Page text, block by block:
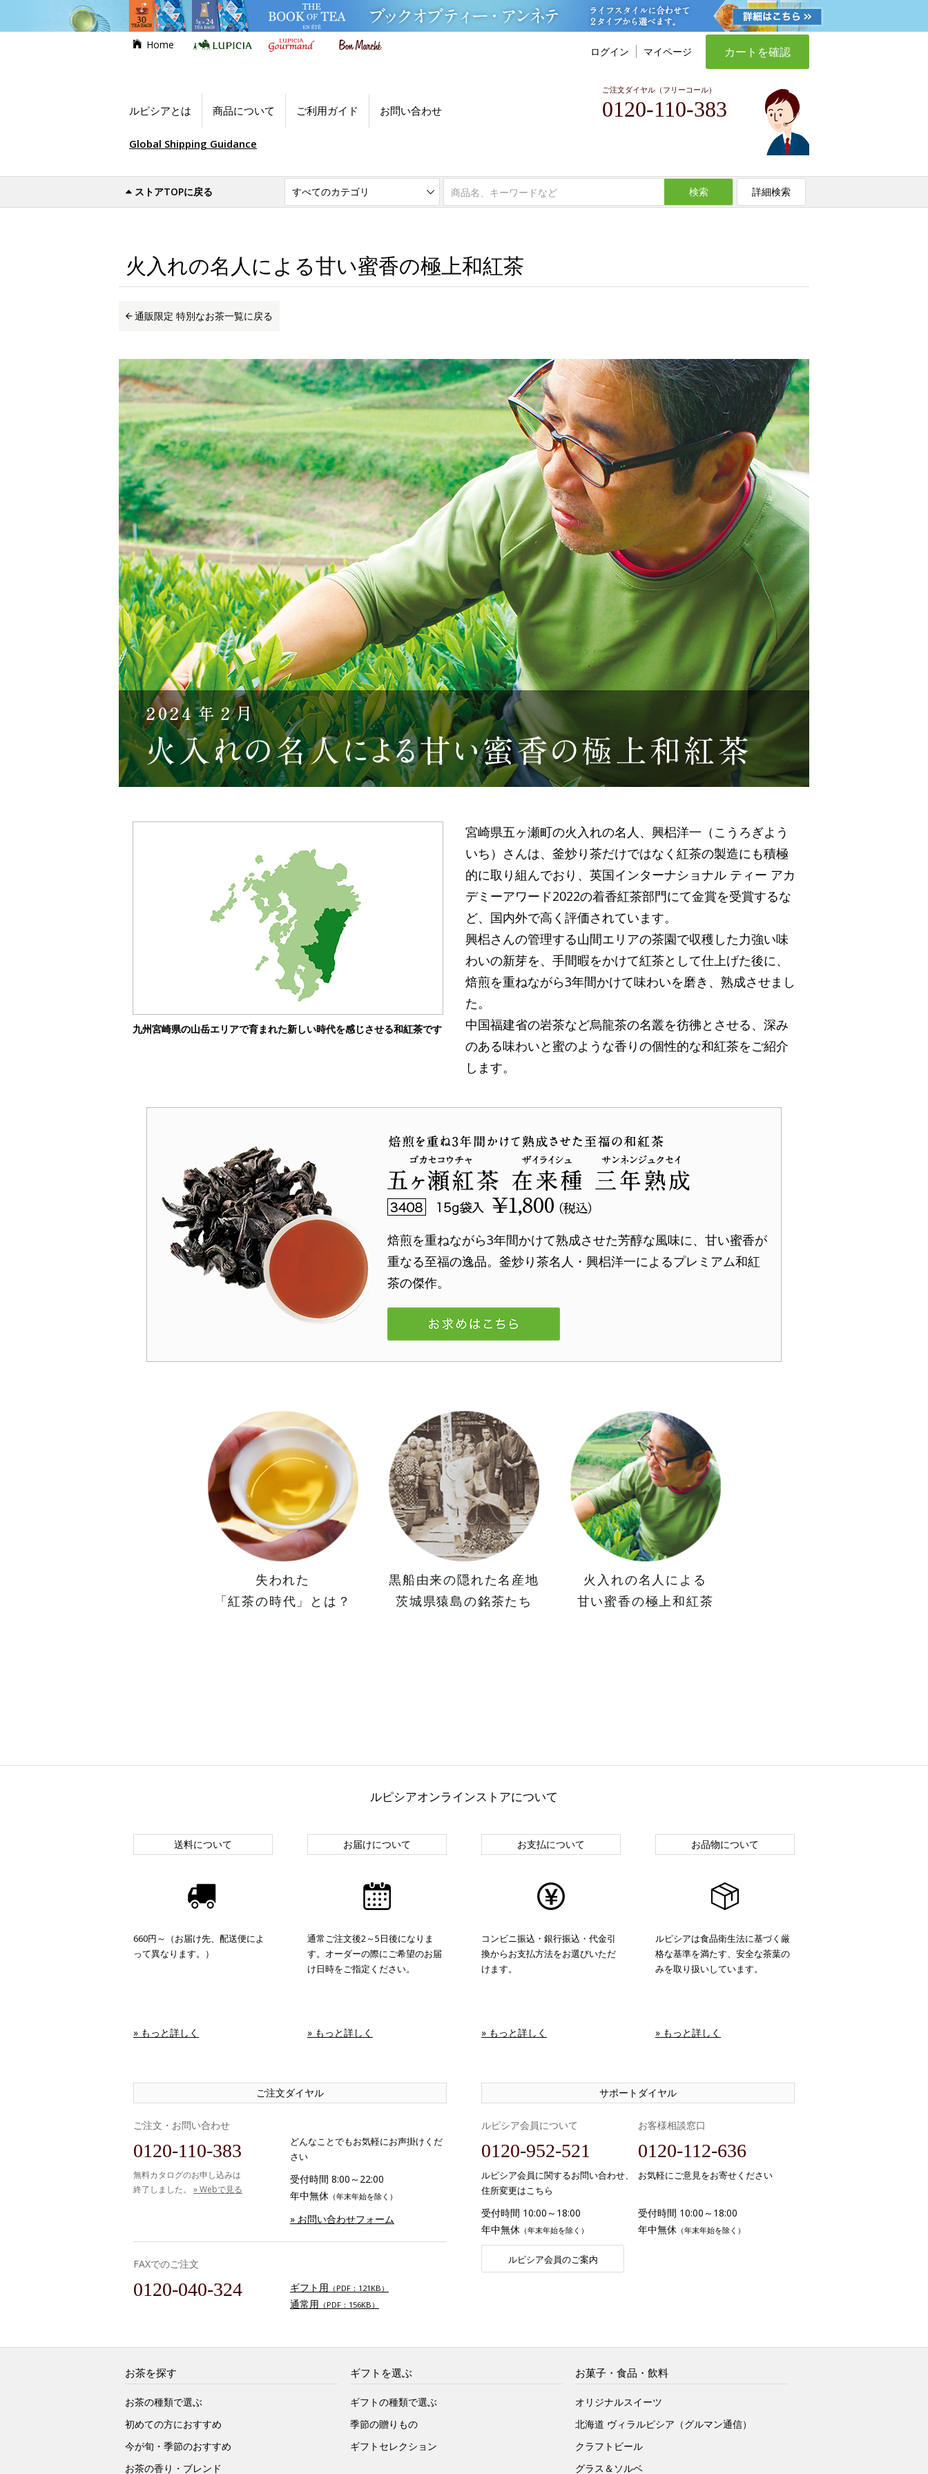
Home
ログイン マイページ カートを確認
ルピシアとは 商品について ご利用ガイド お問い合わせ
ご注文ダイヤル（フリーコール）
0120-110-383
Global Shipping Guidance
ストアTOPに戻る 検索 詳細検索
世界のお茶専門店ルピシア 特別なお茶 vol.03 驚きのある新世代の和紅茶 火入れの名人による甘い蜜香の極上和紅茶
火入れの名人による甘い蜜香の極上和紅茶
通販限定 特別なお茶一覧に戻る
宮崎県五ヶ瀬町の火入れの名人、興梠洋一（こうろぎよう
いち）さんは、釜炒り茶だけではなく紅茶の製造にも積極
的に取り組んでおり、英国インターナショナル ティー アカ
デミーアワード2022の着香紅茶部門にて金賞を受賞するな
ど、国内外で高く評価されています。
興梠さんの管理する山間エリアの茶園で収穫した力強い味
わいの新芽を、手間暇をかけて紅茶として仕上げた後に、
焙煎を重ねながら3年間かけて味わいを磨き、熟成させまし
た。
中国福建省の岩茶など烏龍茶の名叢を彷彿とさせる、深み
のある味わいと蜜のような香りの個性的な和紅茶をご紹介
します。
九州宮崎県の山岳エリアで育まれた新しい時代を感じさせる和紅茶です
焙煎を重ねながら3年間かけて熟成させた芳醇な風味に、甘い蜜香が
重なる至福の逸品。釜炒り茶名人・興梠洋一によるプレミアム和紅
茶の傑作。
失われた
「紅茶の時代」とは？
黒船由来の隠れた名産地
茨城県猿島の銘茶たち
火入れの名人による
甘い蜜香の極上和紅茶
ルピシアオンラインストアについて
送料について
660円～（お届け先、配送便によ
って異なります。）
» もっと詳しく
お届けについて
通常ご注文後2～5日後になりま
す。オーダーの際にご希望のお届
け日時をご指定ください。
» もっと詳しく
お支払について
コンビニ振込・銀行振込・代金引
換からお支払方法をお選びいただ
けます。
» もっと詳しく
お品物について
ルピシアは食品衛生法に基づく厳
格な基準を満たす、安全な茶葉の
みを取り扱いしています。
» もっと詳しく
ご注文ダイヤル
ご注文・お問い合わせ
0120-110-383
無料カタログのお申し込みは
終了しました。 » Webで見る
どんなことでもお気軽にお声掛けくだ
さい
受付時間 8:00～22:00
年中無休 （年末年始を除く）
» お問い合わせフォーム
FAXでのご注文
0120-040-324 ギフト用 （PDF：121KB）
通常用 （PDF：156KB）
サポートダイヤル
ルピシア会員について
0120-952-521
ルピシア会員に関するお問い合わせ、
住所変更はこちら
受付時間 10:00～18:00
年中無休 （年末年始を除く）
ルピシア会員のご案内
お客様相談窓口
0120-112-636
お気軽にご意見をお寄せください
受付時間 10:00～18:00
年中無休 （年末年始を除く）
お茶を探す
お茶の種類で選ぶ
初めての方におすすめ
今が旬・季節のおすすめ
お茶の香り・ブレンド
ギフトを選ぶ
ギフトの種類で選ぶ
季節の贈りもの
ギフトセレクション
お菓子・食品・飲料
オリジナルスイーツ
北海道 ヴィラルピシア（グルマン通信）
クラフトビール
グラス＆ソルベ